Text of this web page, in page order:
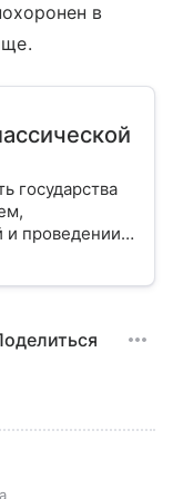
в
государства
и проведении